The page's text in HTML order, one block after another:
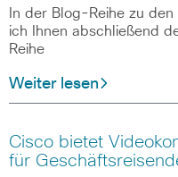
In der Blog-Reihe zu
ich Ihnen abschließend
Reihe
Weiter lesen
Cisco bietet
für